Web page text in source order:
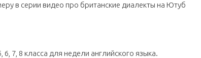
в серии видео про британские диалекты на Ютуб
6, 7, 8 класса для недели английского языка.